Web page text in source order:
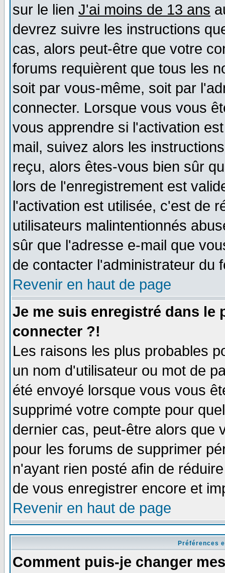
sur le lien J'ai moins de 13 ans
devrez suivre les instructions
cas, alors peut-être que votre
forums requièrent que tous les
soit par vous-même, soit par
connecter. Lorsque vous vous
vous apprendre si l'activation
mail, suivez alors les
reçu, alors êtes-vous bien sûr
lors de l'enregistrement est
l'activation est utilisée, c'est de
utilisateurs malintentionnés
sûr que l'adresse e-mail que
de contacter l'administrateur du
Revenir en haut de page
Je me suis enregistré dans le
connecter ?!
Les raisons les plus probables
un nom d'utilisateur ou mot de
été envoyé lorsque vous vous
supprimé votre compte pour
dernier cas, peut-être alors que
pour les forums de supprimer
n'ayant rien posté afin de
de vous enregistrer encore et
Revenir en haut de page
Préférences
Comment puis-je changer